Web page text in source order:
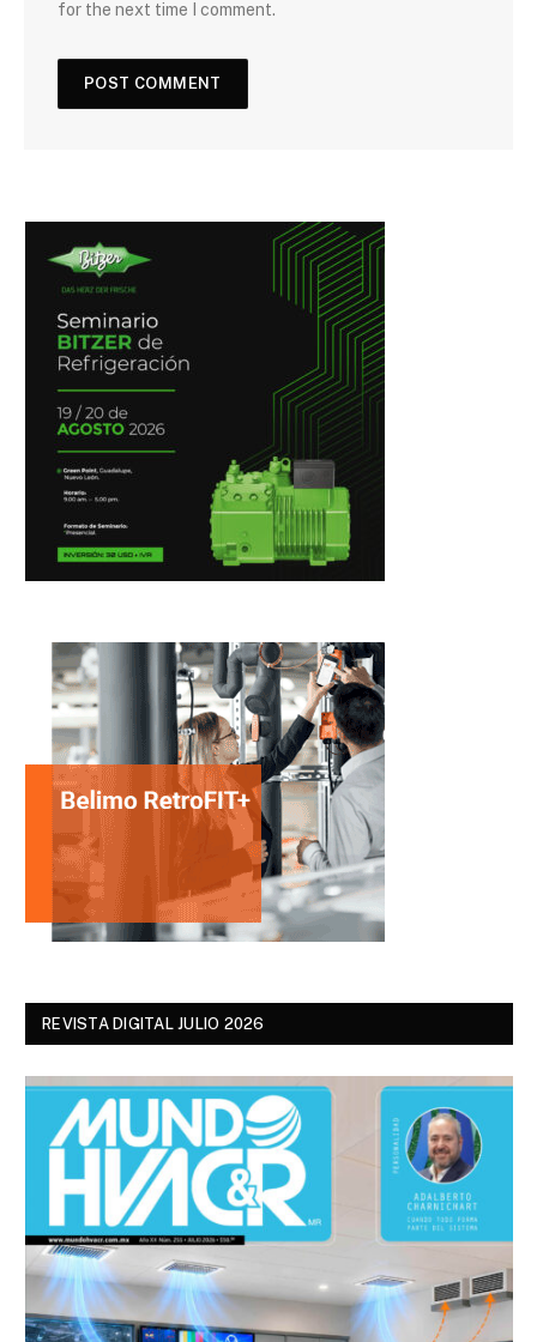
for the next time I comment.
REVISTA DIGITAL JULIO 2026